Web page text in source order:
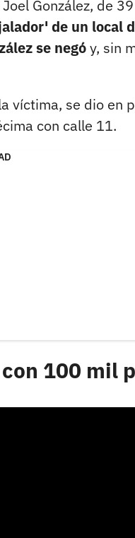
González, de
de un local
se negóy, sin
víctima, se dio en
con calle 11.
100 mil